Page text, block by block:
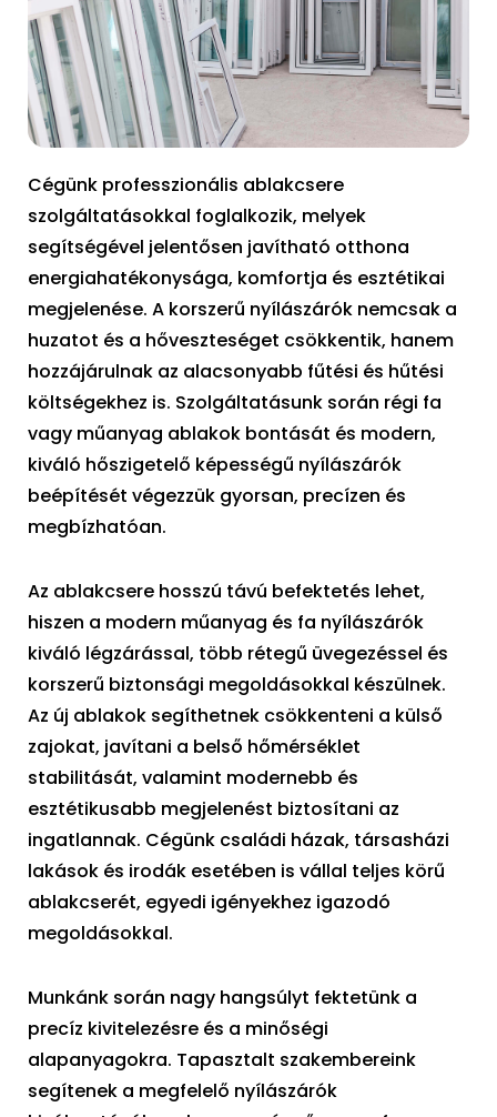
Cégünk professzionális ablakcsere
szolgáltatásokkal foglalkozik, melyek
segítségével jelentősen javítható otthona
energiahatékonysága, komfortja és esztétikai
megjelenése. A korszerű nyílászárók nemcsak a
huzatot és a hőveszteséget csökkentik, hanem
hozzájárulnak az alacsonyabb fűtési és hűtési
költségekhez is. Szolgáltatásunk során régi fa
vagy műanyag ablakok bontását és modern,
kiváló hőszigetelő képességű nyílászárók
beépítését végezzük gyorsan, precízen és
megbízhatóan.
Az ablakcsere hosszú távú befektetés lehet,
hiszen a modern műanyag és fa nyílászárók
kiváló légzárással, több rétegű üvegezéssel és
korszerű biztonsági megoldásokkal készülnek.
Az új ablakok segíthetnek csökkenteni a külső
zajokat, javítani a belső hőmérséklet
stabilitását, valamint modernebb és
esztétikusabb megjelenést biztosítani az
ingatlannak. Cégünk családi házak, társasházi
lakások és irodák esetében is vállal teljes körű
ablakcserét, egyedi igényekhez igazodó
megoldásokkal.
Munkánk során nagy hangsúlyt fektetünk a
precíz kivitelezésre és a minőségi
alapanyagokra. Tapasztalt szakembereink
segítenek a megfelelő nyílászárók